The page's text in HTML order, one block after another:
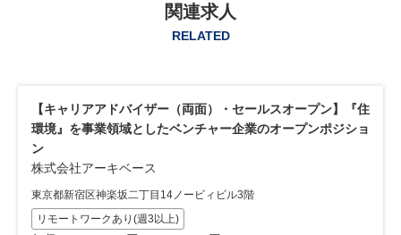
関連求人
RELATED
アドバイザー（両面）・セールスオープン】『住
業領域としたベンチャー企業のオープンポジショ
ーキベース
神楽坂二丁目14ノービィビル3階
ークあり(週3以上)
【キャリア
業の間を取